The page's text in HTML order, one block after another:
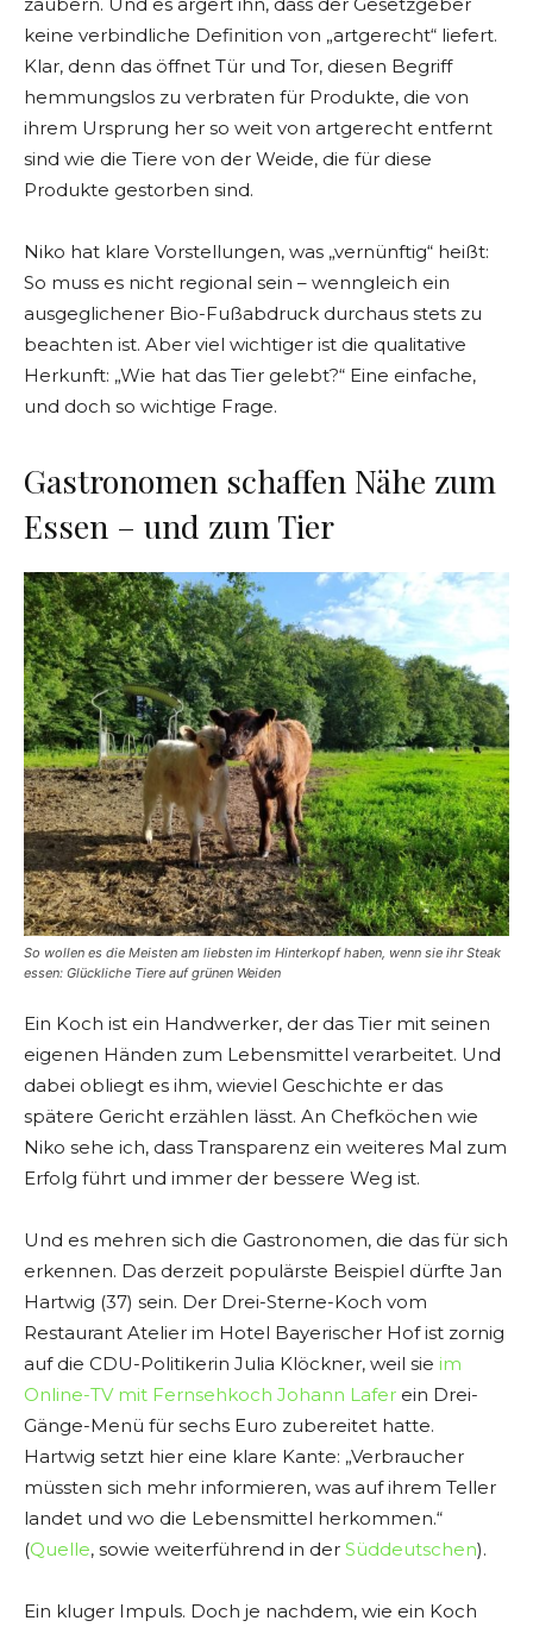
keine verbindliche Definition von „artgerecht“ liefert.
Klar, denn das öffnet Tür und Tor, diesen Begriff
hemmungslos zu verbraten für Produkte, die von
ihrem Ursprung her so weit von artgerecht entfernt
sind wie die Tiere von der Weide, die für diese
Produkte gestorben sind.
Niko hat klare Vorstellungen, was „vernünftig“ heißt:
So muss es nicht regional sein – wenngleich ein
ausgeglichener Bio-Fußabdruck durchaus stets zu
beachten ist. Aber viel wichtiger ist die qualitative
Herkunft: „Wie hat das Tier gelebt?“ Eine einfache,
und doch so wichtige Frage.
Gastronomen schaffen Nähe zum
Essen – und zum Tier
So wollen es die Meisten am liebsten im Hinterkopf haben, wenn sie ihr Steak
essen: Glückliche Tiere auf grünen Weiden
Ein Koch ist ein Handwerker, der das Tier mit seinen
eigenen Händen zum Lebensmittel verarbeitet. Und
dabei obliegt es ihm, wieviel Geschichte er das
spätere Gericht erzählen lässt. An Chefköchen wie
Niko sehe ich, dass Transparenz ein weiteres Mal zum
Erfolg führt und immer der bessere Weg ist.
Und es mehren sich die Gastronomen, die das für sich
erkennen. Das derzeit populärste Beispiel dürfte Jan
Hartwig (37) sein. Der Drei-Sterne-Koch vom
Restaurant Atelier im Hotel Bayerischer Hof ist zornig
auf die CDU-Politikerin Julia Klöckner, weil sie im
Online-TV mit Fernsehkoch Johann Lafer ein Drei-
Gänge-Menü für sechs Euro zubereitet hatte.
Hartwig setzt hier eine klare Kante: „Verbraucher
müssten sich mehr informieren, was auf ihrem Teller
landet und wo die Lebensmittel herkommen.“
(Quelle, sowie weiterführend in der Süddeutschen).
Ein kluger Impuls. Doch je nachdem, wie ein Koch